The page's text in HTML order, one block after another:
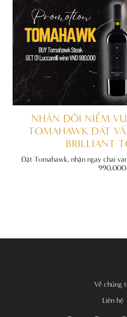
NHÂN ĐÔI NIỀM
TOMAHAWK DÁT
BRILLIANT
Đặt Tomahawk, nhận ngay chai
990,000.
Về chúng
Liên hệ